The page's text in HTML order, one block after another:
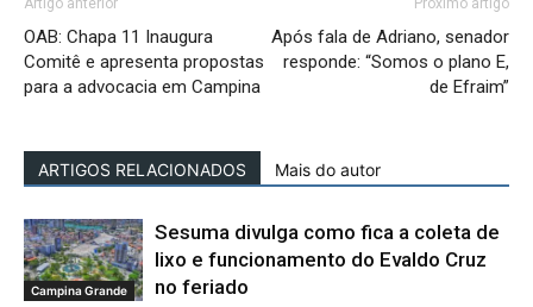
Artigo anterior
OAB: Chapa 11 Inaugura
Comitê e apresenta propostas
para a advocacia em Campina
Próximo artigo
Após fala de Adriano, senador
responde: “Somos o plano E,
de Efraim”
ARTIGOS RELACIONADOS Mais do autor
Campina Grande
Sesuma divulga como fica a coleta de
lixo e funcionamento do Evaldo Cruz
no feriado